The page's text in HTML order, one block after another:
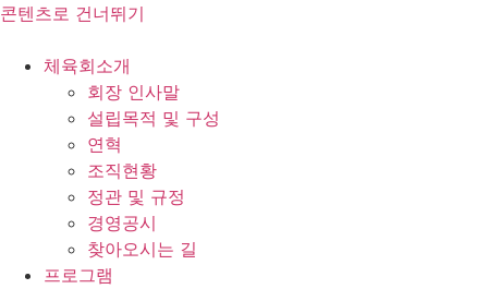
콘텐츠로 건너뛰기
체육회소개
회장 인사말
설립목적 및 구성
연혁
조직현황
정관 및 규정
경영공시
찾아오시는 길
프로그램